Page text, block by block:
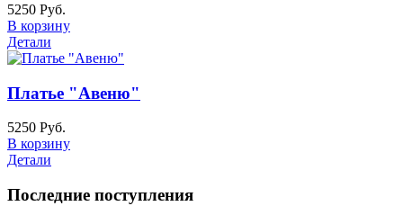
5250 Руб.
В корзину
Детали
Платье "Авеню"
5250 Руб.
В корзину
Детали
Последние поступления